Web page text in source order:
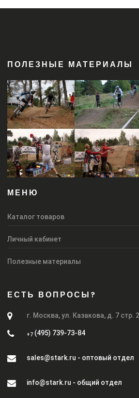
ПОЛЕЗНЫЕ МАТЕРИАЛЫ
МЕНЮ
Каталог товаров
Личный кабинет
Полезные материалы
ЕСТЬ ВОПРОСЫ?
г. Москва, ул. Казакова, д. 7 стр.
+7 (495) 739-73-84
sales@stark.ru - оптовый отдел
info@stark.ru - общий отдел